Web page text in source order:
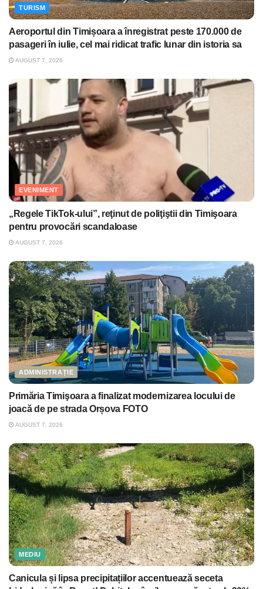
TURISM
Aeroportul din Timișoara a înregistrat peste 170.000 de
pasageri în iulie, cel mai ridicat trafic lunar din istoria sa
AUGUST 7, 2026
EVENIMENT
„Regele TikTok-ului”, reţinut de poliţiştii din Timişoara
pentru provocări scandaloase
AUGUST 7, 2026
ADMINISTRAȚIE
Primăria Timişoara a finalizat modernizarea locului de
joacă de pe strada Orșova FOTO
AUGUST 7, 2026
MEDIU
Canicula și lipsa precipitațiilor accentuează seceta